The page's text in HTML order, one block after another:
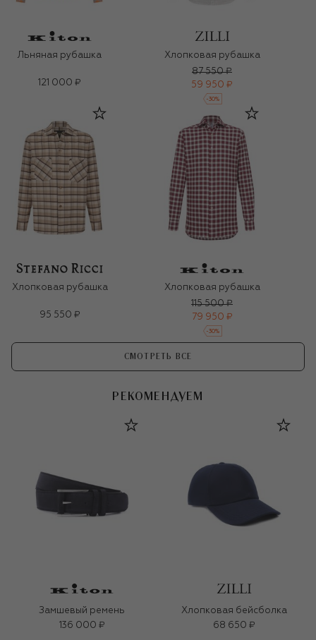
Льняная рубашка
121 000 ₽
Хлопковая рубашка
87 550 ₽
59 950 ₽
-30%
Хлопковая рубашка
95 550 ₽
Хлопковая рубашка
115 500 ₽
79 950 ₽
-30%
СМОТРЕТЬ ВСЕ
РЕКОМЕНДУЕМ
Замшевый ремень
136 000 ₽
Хлопковая бейсболка
68 650 ₽